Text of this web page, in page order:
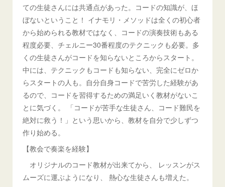
ての生徒さんには共通点があった。コードの知識が、ほ
ぼないということ！ イナモリ・メソッドは全くの初心者
から始められる教材ではなく、コードの演奏技術もある
程度必要、チェルニー30番程度のテクニックも必要。多
くの生徒さんがコードを知らないところからスタート。
中には、テクニックもコードも知らない、完全にゼロか
らスタートの人も。自分自身コードで苦労した経験があ
るので、コードを習得するための満足いく教材がないこ
とに気づく。 「コードが苦手な生徒さん、コード難民を
絶対に救う！」という思いから、教材を自分で少しずつ
作り始める。
【教会で奏楽を経験】
オリジナルのコード教材が出来てから、 レッスンがス
ムーズに運ぶようになり、 熱心な生徒さんも増えた。